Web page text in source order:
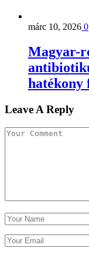
márc 10, 2026 0
Magyar-
hatékony
Leave A Reply